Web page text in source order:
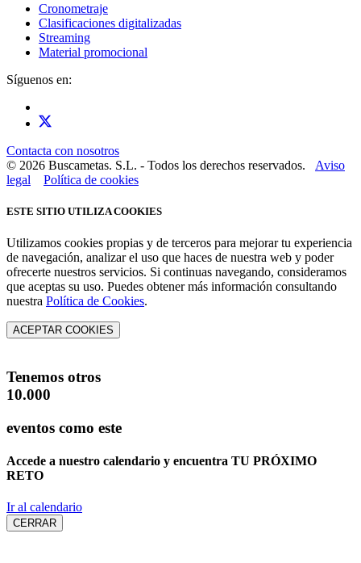
Cronometraje
Clasificaciones digitalizadas
Streaming
Material promocional
Síguenos en:
Contacta con nosotros
© 2026 Buscametas. S.L. - Todos los derechos reservados. Aviso
legal
Política de cookies
ESTE SITIO UTILIZA COOKIES
Utilizamos cookies propias y de terceros para mejorar tu experiencia
de navegación, analizar el uso que haces de nuestra web y poder
ofrecerte nuestros servicios. Si continuas navegando, consideramos
que aceptas su uso. Puedes obtener más información consultando
nuestra Política de Cookies.
ACEPTAR COOKIES
Tenemos otros
10.000
eventos como este
Accede a nuestro calendario y encuentra TU PRÓXIMO
RETO
Ir al calendario
CERRAR